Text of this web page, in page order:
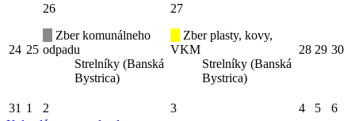
24 25
26
Zber komunálneho
odpadu
Strelníky (Banská
Bystrica)
27
Zber plasty, kovy,
VKM
Strelníky (Banská
Bystrica)
28 29 30
31 1 2 3 4 5
6